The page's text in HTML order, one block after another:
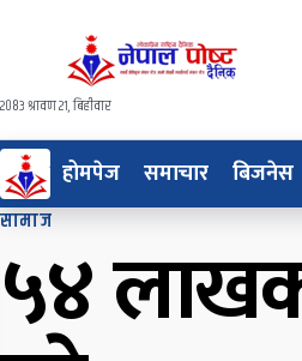
२०८३ श्रावण २१, बिहीवार
होमपेज समाचार बिजनेस
सामाज
५४